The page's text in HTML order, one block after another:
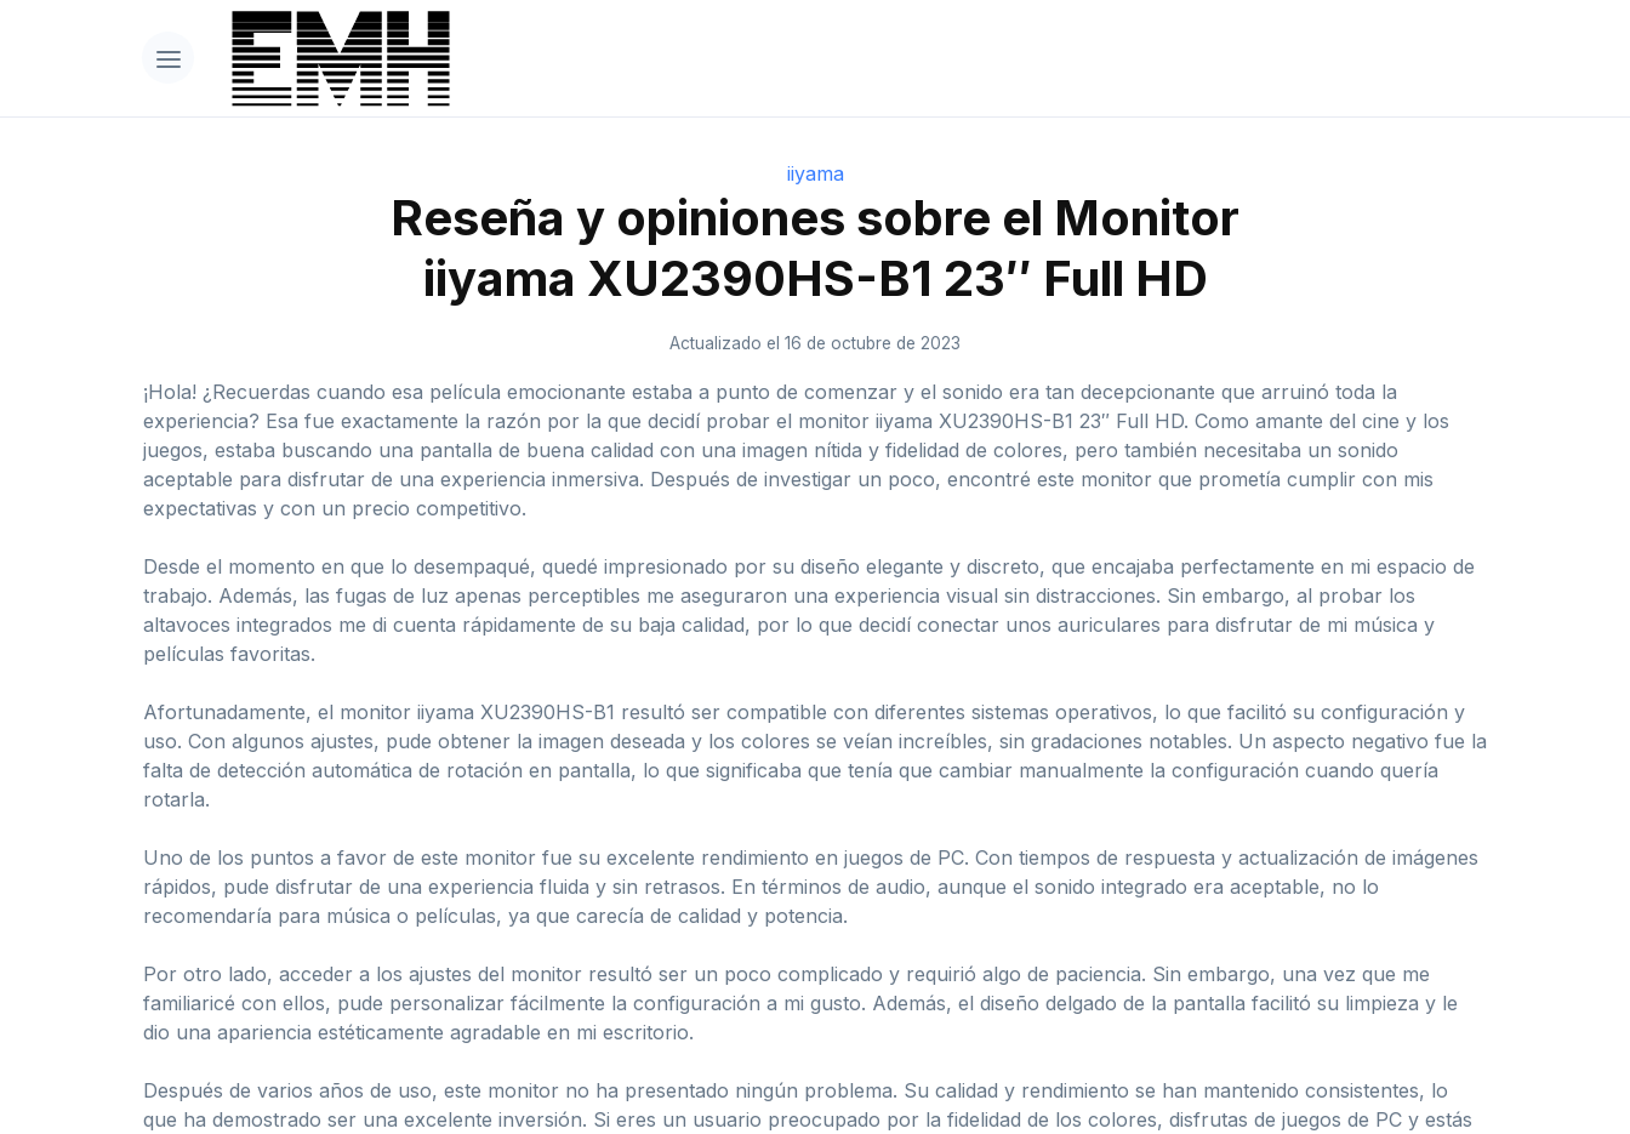
iiyama
Reseña y opiniones sobre el Monitor
iiyama XU2390HS-B1 23″ Full HD
Actualizado el 16 de octubre de 2023
¡Hola! ¿Recuerdas cuando esa película emocionante estaba a punto de comenzar y el sonido era tan decepcionante que arruinó toda la
experiencia? Esa fue exactamente la razón por la que decidí probar el monitor iiyama XU2390HS-B1 23″ Full HD. Como amante del cine y los
juegos, estaba buscando una pantalla de buena calidad con una imagen nítida y fidelidad de colores, pero también necesitaba un sonido
aceptable para disfrutar de una experiencia inmersiva. Después de investigar un poco, encontré este monitor que prometía cumplir con mis
expectativas y con un precio competitivo.
Desde el momento en que lo desempaqué, quedé impresionado por su diseño elegante y discreto, que encajaba perfectamente en mi espacio de
trabajo. Además, las fugas de luz apenas perceptibles me aseguraron una experiencia visual sin distracciones. Sin embargo, al probar los
altavoces integrados me di cuenta rápidamente de su baja calidad, por lo que decidí conectar unos auriculares para disfrutar de mi música y
películas favoritas.
Afortunadamente, el monitor iiyama XU2390HS-B1 resultó ser compatible con diferentes sistemas operativos, lo que facilitó su configuración y
uso. Con algunos ajustes, pude obtener la imagen deseada y los colores se veían increíbles, sin gradaciones notables. Un aspecto negativo fue la
falta de detección automática de rotación en pantalla, lo que significaba que tenía que cambiar manualmente la configuración cuando quería
rotarla.
Uno de los puntos a favor de este monitor fue su excelente rendimiento en juegos de PC. Con tiempos de respuesta y actualización de imágenes
rápidos, pude disfrutar de una experiencia fluida y sin retrasos. En términos de audio, aunque el sonido integrado era aceptable, no lo
recomendaría para música o películas, ya que carecía de calidad y potencia.
Por otro lado, acceder a los ajustes del monitor resultó ser un poco complicado y requirió algo de paciencia. Sin embargo, una vez que me
familiaricé con ellos, pude personalizar fácilmente la configuración a mi gusto. Además, el diseño delgado de la pantalla facilitó su limpieza y le
dio una apariencia estéticamente agradable en mi escritorio.
Después de varios años de uso, este monitor no ha presentado ningún problema. Su calidad y rendimiento se han mantenido consistentes, lo
que ha demostrado ser una excelente inversión. Si eres un usuario preocupado por la fidelidad de los colores, disfrutas de juegos de PC y estás